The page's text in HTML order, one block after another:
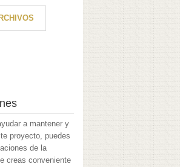
a mantener y
proyecto, puedes
de la
creas conveniente